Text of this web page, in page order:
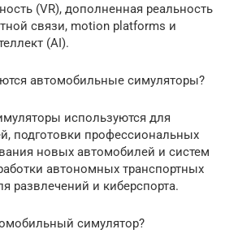
(VR), дополненная реальность
связи, motion platforms и
(AI).
автомобильные симуляторы?
используются для
подготовки профессиональных
новых автомобилей и систем
автономных транспортных
развлечений и киберспорта.
симулятор?